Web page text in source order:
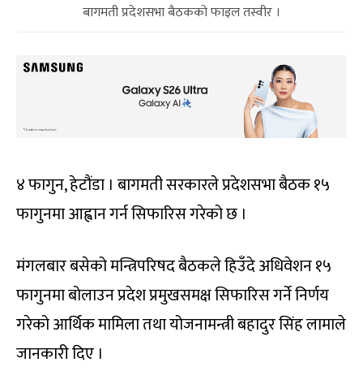
बागमती प्रदेशसभा बैठकको फाइल तस्वीर ।
४ फागुन, हेटौंडा । बागमती सरकारले प्रदेशसभा बैठक १५
फागुनमा आह्वान गर्न सिफारिस गरेको छ ।
मंगलबार बसेको मन्त्रिपरिषद बैठकले हिउँदे अधिवेशन १५
फागुनमा बोलाउन प्रदेश प्रमुखसमक्ष सिफारिस गर्ने निर्णय
गरेको आर्थिक मामिला तथा योजनामन्त्री बहादुर सिंह लामाले
जानकारी दिए ।